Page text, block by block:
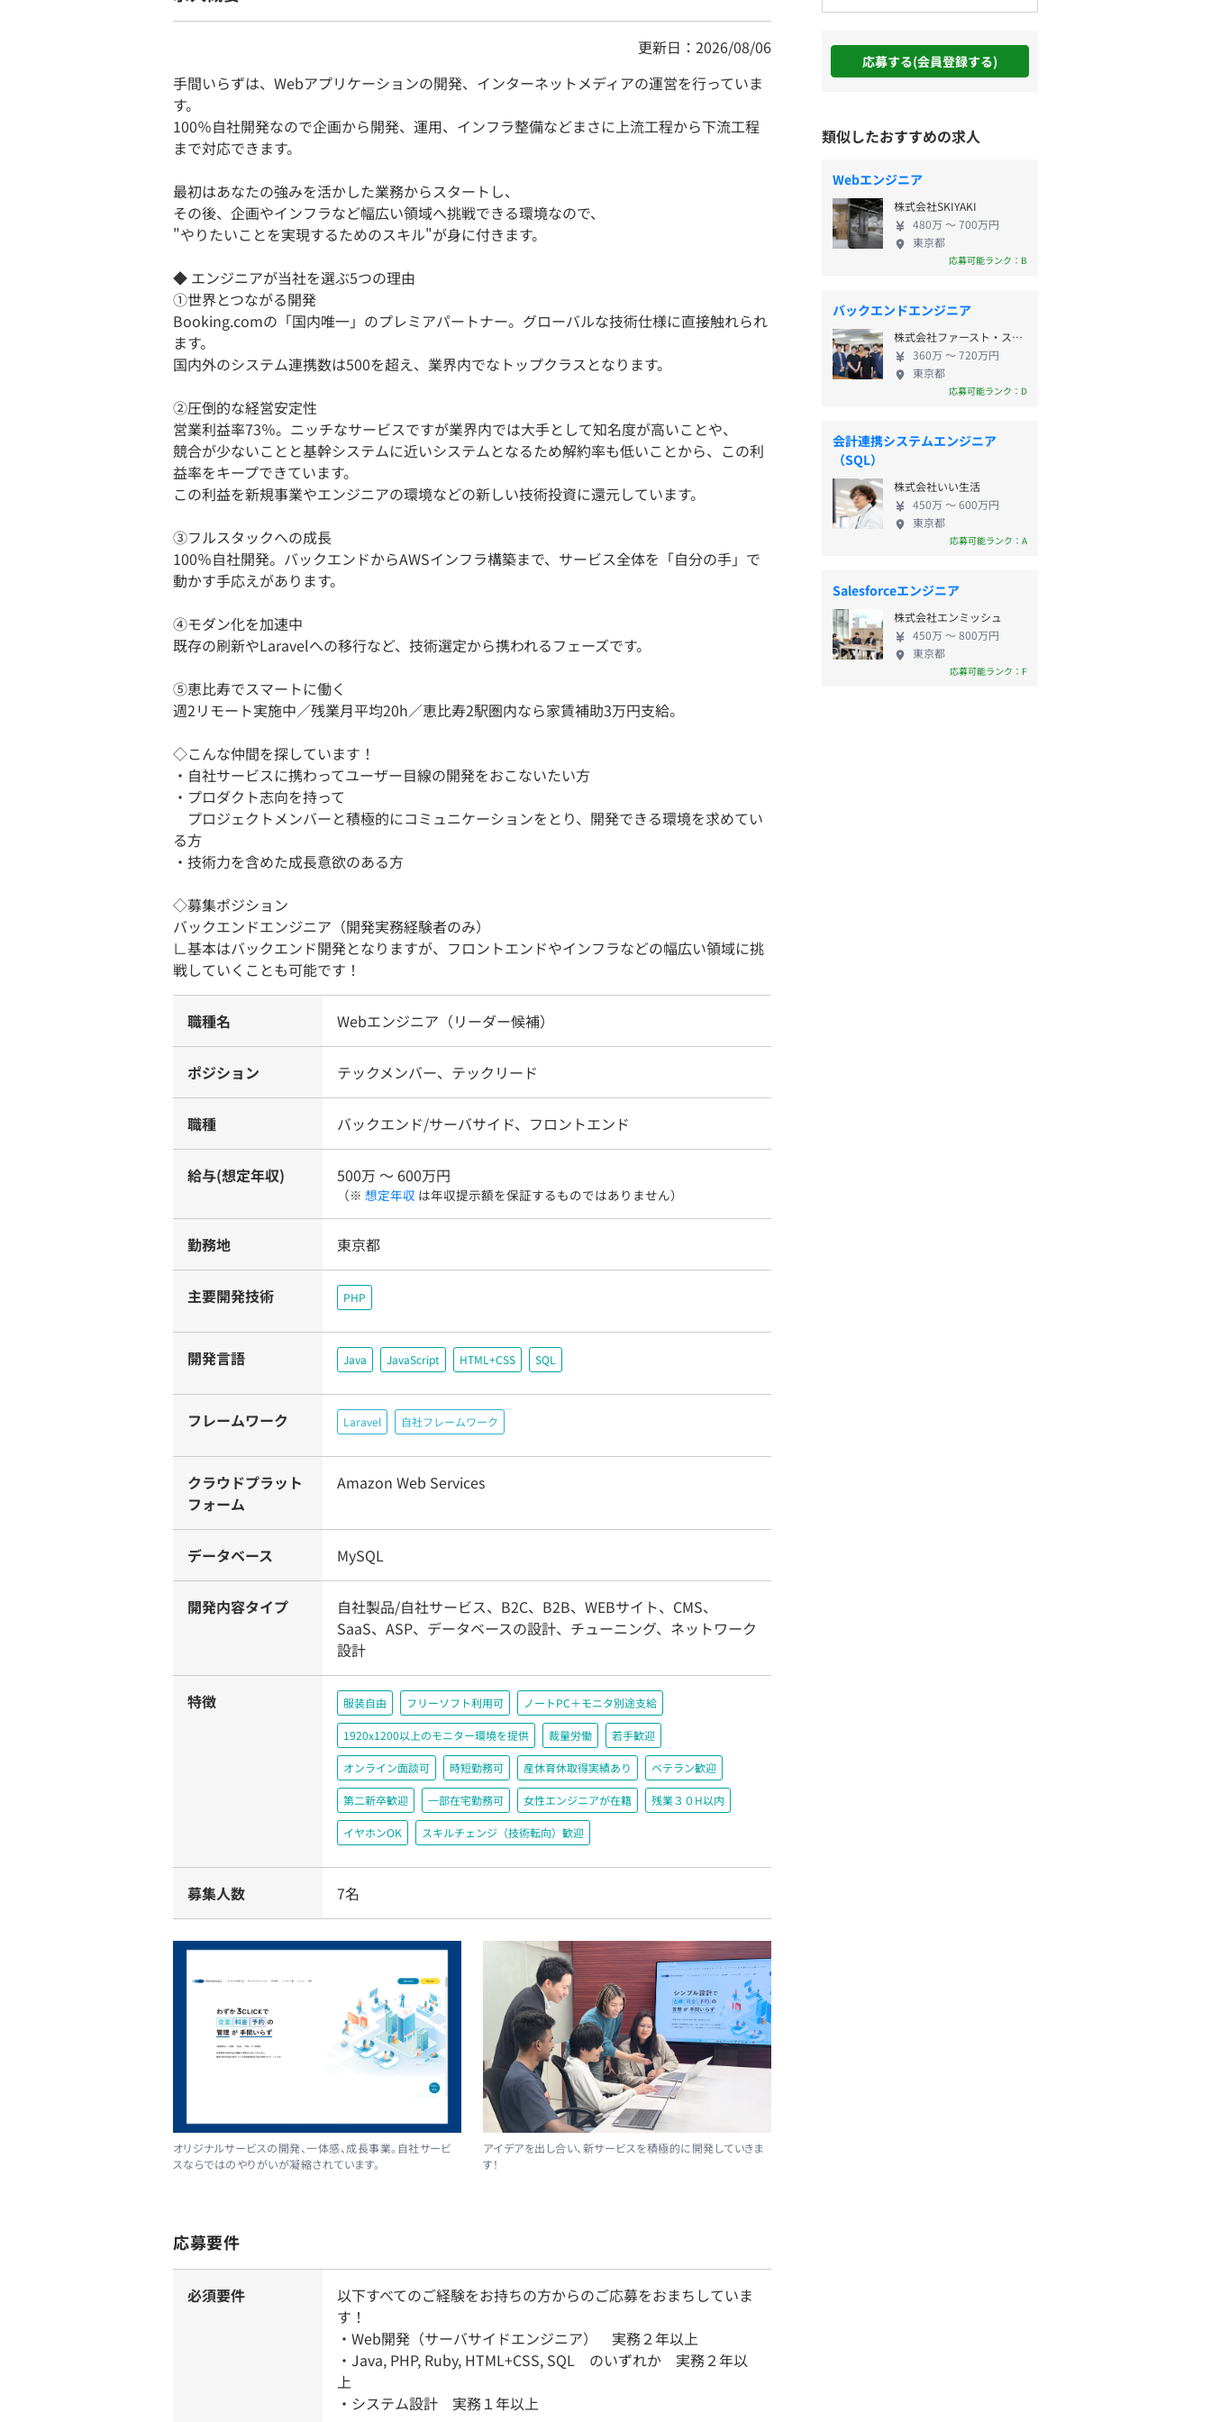
更新日：2026/08/06
手間いらずは、Webアプリケーションの開発、インターネットメディアの運営を行っていま
す。
100％自社開発なので企画から開発、運用、インフラ整備などまさに上流工程から下流工程
まで対応できます。
最初はあなたの強みを活かした業務からスタートし、
その後、企画やインフラなど幅広い領域へ挑戦できる環境なので、
"やりたいことを実現するためのスキル"が身に付きます。
◆ エンジニアが当社を選ぶ5つの理由
①世界とつながる開発
Booking.comの「国内唯一」のプレミアパートナー。グローバルな技術仕様に直接触れられ
ます。
国内外のシステム連携数は500を超え、業界内でなトップクラスとなります。
②圧倒的な経営安定性
営業利益率73％。ニッチなサービスですが業界内では大手として知名度が高いことや、
競合が少ないことと基幹システムに近いシステムとなるため解約率も低いことから、この利
益率をキープできています。
この利益を新規事業やエンジニアの環境などの新しい技術投資に還元しています。
③フルスタックへの成長
100％自社開発。バックエンドからAWSインフラ構築まで、サービス全体を「自分の手」で
動かす手応えがあります。
④モダン化を加速中
既存の刷新やLaravelへの移行など、技術選定から携われるフェーズです。
⑤恵比寿でスマートに働く
週2リモート実施中／残業月平均20h／恵比寿2駅圏内なら家賃補助3万円支給。
◇こんな仲間を探しています！
・自社サービスに携わってユーザー目線の開発をおこないたい方
・プロダクト志向を持って
プロジェクトメンバーと積極的にコミュニケーションをとり、開発できる環境を求めてい
る方
・技術力を含めた成長意欲のある方
◇募集ポジション
バックエンドエンジニア（開発実務経験者のみ）
∟基本はバックエンド開発となりますが、フロントエンドやインフラなどの幅広い領域に挑
戦していくことも可能です！
職種名 Webエンジニア（リーダー候補）
ポジション テックメンバー、テックリード
職種 バックエンド/サーバサイド、フロントエンド
給与(想定年収) 500万 〜 600万円
（※ 想定年収 は年収提示額を保証するものではありません）
勤務地 東京都
主要開発技術 PHP
開発言語 Java JavaScript HTML+CSS SQL
フレームワーク Laravel 自社フレームワーク
クラウドプラット
フォーム
Amazon Web Services
データベース MySQL
開発内容タイプ
自社製品/自社サービス、B2C、B2B、WEBサイト、CMS、
SaaS、ASP、データベースの設計、チューニング、ネットワーク
設計
特徴 服装自由 フリーソフト利用可 ノートPC＋モニタ別途支給
1920x1200以上のモニター環境を提供 裁量労働 若手歓迎
オンライン面談可 時短勤務可 産休育休取得実績あり ベテラン歓迎
第二新卒歓迎 一部在宅勤務可 女性エンジニアが在籍 残業３０H以内
イヤホンOK スキルチェンジ（技術転向）歓迎
募集人数 7名
オリジナルサービスの開発、一体感、成長事業。自社サービ
スならではのやりがいが凝縮されています。
アイデアを出し合い、新サービスを積極的に開発していきま
す！
応募要件
必須要件
以下すべてのご経験をお持ちの方からのご応募をおまちしていま
す！
・Web開発（サーバサイドエンジニア） 実務２年以上
・Java, PHP, Ruby, HTML+CSS, SQL のいずれか 実務２年以
上
・システム設計 実務１年以上
応募する(会員登録する)
類似したおすすめの求人
Webエンジニア
株式会社SKIYAKI
480万 〜 700万円
東京都
応募可能ランク：B
バックエンドエンジニア
株式会社ファースト・スクラッチ
360万 〜 720万円
東京都
応募可能ランク：D
会計連携システムエンジニア
（SQL）
株式会社いい生活
450万 〜 600万円
東京都
応募可能ランク：A
Salesforceエンジニア
株式会社エンミッシュ
450万 〜 800万円
東京都
応募可能ランク：F